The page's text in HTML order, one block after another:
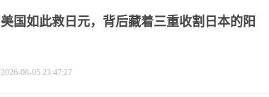
美国如此救日元，背后藏着三重收割日本的阳
2026-08-05 23:47:27